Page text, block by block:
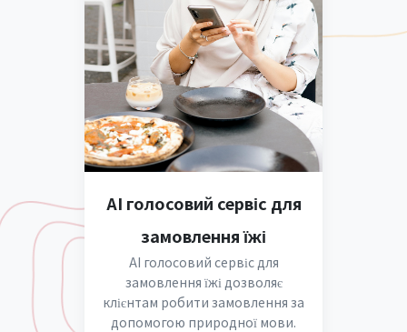
AI голосовий сервіс для
замовлення їжі
AI голосовий сервіс для
замовлення їжі дозволяє
клієнтам робити замовлення за
допомогою природної мови.